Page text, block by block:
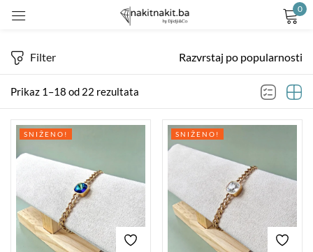
0
Prikaz 1–18 od 22 rezultata
Filter Razvrstaj po popularnosti
SNIŽENO! SNIŽENO!
Remember me Lost password?
LOG IN
CREATE AN ACCOUNT